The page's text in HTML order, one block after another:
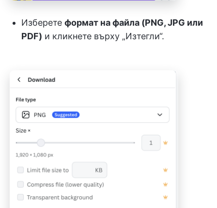
Изберете формат на файла (PNG, JPG или
PDF) и кликнете върху „Изтегли“.